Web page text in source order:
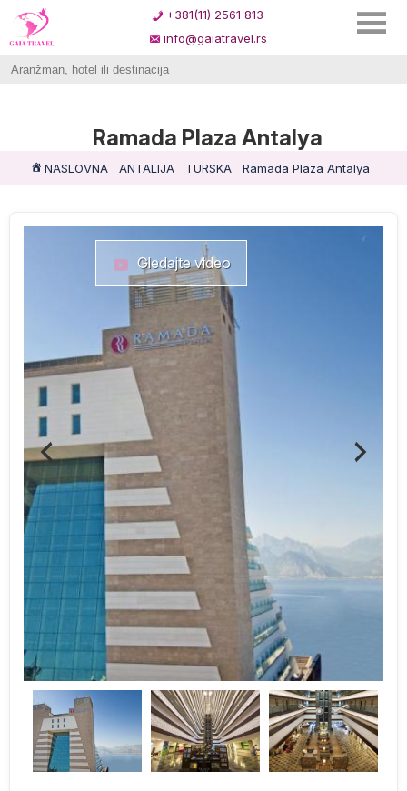
+381(11) 2561 813
info@gaiatravel.rs
Ramada Plaza Antalya
NASLOVNA ANTALIJA TURSKA Ramada Plaza Antalya
Gledajte video